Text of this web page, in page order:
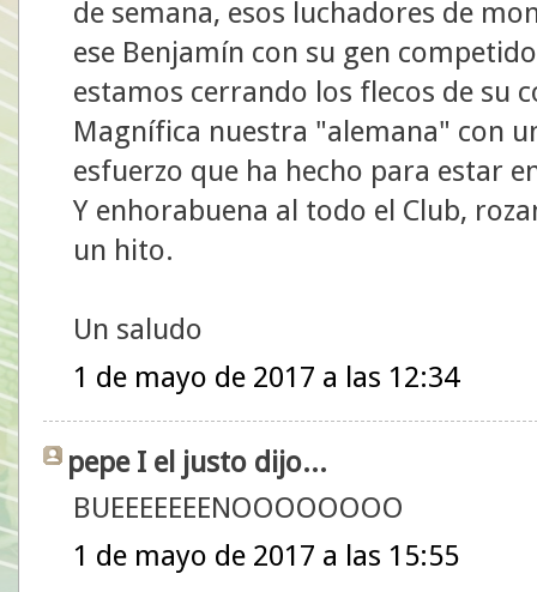
de semana, esos luchadores de
ese Benjamín con su gen
estamos cerrando los flecos de su
Magnífica nuestra "alemana" con
esfuerzo que ha hecho para estar
Y enhorabuena al todo el Club,
un hito.
Un saludo
1 de mayo de 2017 a las 12:34
pepe I el justo dijo...
BUEEEEEEENOOOOOOOO
1 de mayo de 2017 a las 15:55